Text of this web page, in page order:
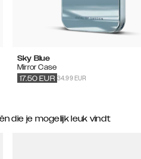
Sky Blue
Mirror Case
34.99 EUR
17.50 EUR
die je mogelijk leuk vindt